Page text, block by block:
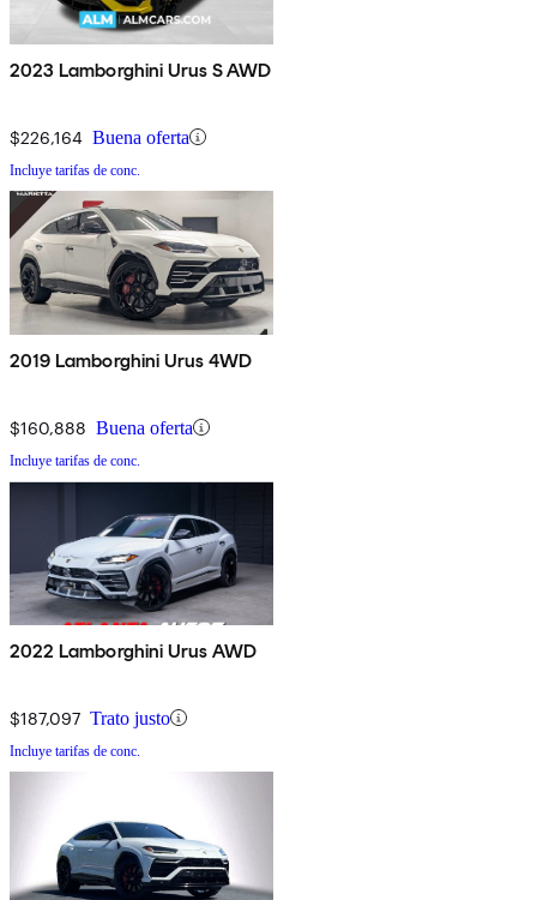
2023 Lamborghini Urus S AWD
$226,164 Buena oferta
Incluye tarifas de conc.
2019 Lamborghini Urus 4WD
$160,888 Buena oferta
Incluye tarifas de conc.
2022 Lamborghini Urus AWD
$187,097 Trato justo
Incluye tarifas de conc.